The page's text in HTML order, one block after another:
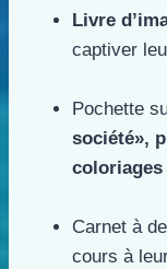
Livre
captiver
Pochette
société»,
coloriages
Carnet à
cours à